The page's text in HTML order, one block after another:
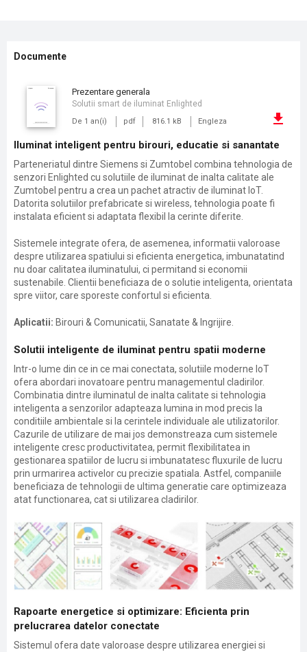
Documente
prezentare generala
De 1 an(i) pdf 816.1 kB Engleza
Solutii smart de iluminat Enlighted
Iluminat inteligent pentru birouri, educatie si sanantate
Parteneriatul dintre Siemens si Zumtobel combina tehnologia de
senzori Enlighted cu solutiile de iluminat de inalta calitate ale
Zumtobel pentru a crea un pachet atractiv de iluminat IoT.
Datorita solutiilor prefabricate si wireless, tehnologia poate fi
instalata eficient si adaptata flexibil la cerinte diferite.
Sistemele integrate ofera, de asemenea, informatii valoroase
despre utilizarea spatiului si eficienta energetica, imbunatatind
nu doar calitatea iluminatului, ci permitand si economii
sustenabile. Clientii beneficiaza de o solutie inteligenta, orientata
spre viitor, care sporeste confortul si eficienta.
Aplicatii: Birouri & Comunicatii, Sanatate & Ingrijire.
Solutii inteligente de iluminat pentru spatii moderne
Intr-o lume din ce in ce mai conectata, solutiile moderne IoT
ofera abordari inovatoare pentru managementul cladirilor.
Combinatia dintre iluminatul de inalta calitate si tehnologia
inteligenta a senzorilor adapteaza lumina in mod precis la
conditiile ambientale si la cerintele individuale ale utilizatorilor.
Cazurile de utilizare de mai jos demonstreaza cum sistemele
inteligente cresc productivitatea, permit flexibilitatea in
gestionarea spatiilor de lucru si imbunatatesc fluxurile de lucru
prin urmarirea activelor cu precizie spatiala. Astfel, companiile
beneficiaza de tehnologii de ultima generatie care optimizeaza
atat functionarea, cat si utilizarea cladirilor.
Rapoarte energetice si optimizare: Eficienta prin
prelucrarea datelor conectate
Sistemul ofera date valoroase despre utilizarea energiei si